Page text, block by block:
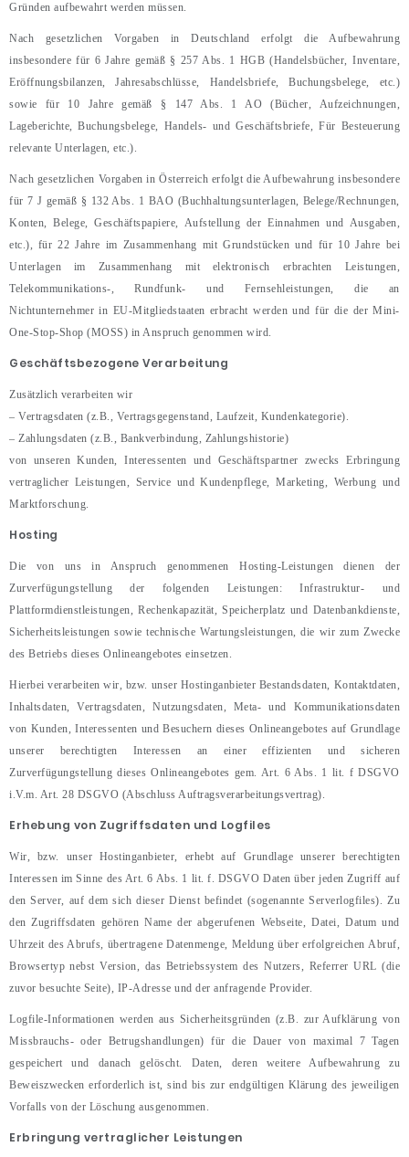
Gründen aufbewahrt werden müssen.
Nach gesetzlichen Vorgaben in Deutschland erfolgt die Aufbewahrung
insbesondere für 6 Jahre gemäß § 257 Abs. 1 HGB (Handelsbücher, Inventare,
Eröffnungsbilanzen, Jahresabschlüsse, Handelsbriefe, Buchungsbelege, etc.)
sowie für 10 Jahre gemäß § 147 Abs. 1 AO (Bücher, Aufzeichnungen,
Lageberichte, Buchungsbelege, Handels- und Geschäftsbriefe, Für Besteuerung
relevante Unterlagen, etc.).
Nach gesetzlichen Vorgaben in Österreich erfolgt die Aufbewahrung insbesondere
für 7 J gemäß § 132 Abs. 1 BAO (Buchhaltungsunterlagen, Belege/Rechnungen,
Konten, Belege, Geschäftspapiere, Aufstellung der Einnahmen und Ausgaben,
etc.), für 22 Jahre im Zusammenhang mit Grundstücken und für 10 Jahre bei
Unterlagen im Zusammenhang mit elektronisch erbrachten Leistungen,
Telekommunikations-, Rundfunk- und Fernsehleistungen, die an
Nichtunternehmer in EU-Mitgliedstaaten erbracht werden und für die der Mini-
One-Stop-Shop (MOSS) in Anspruch genommen wird.
Geschäftsbezogene Verarbeitung
Zusätzlich verarbeiten wir
– Vertragsdaten (z.B., Vertragsgegenstand, Laufzeit, Kundenkategorie).
– Zahlungsdaten (z.B., Bankverbindung, Zahlungshistorie)
von unseren Kunden, Interessenten und Geschäftspartner zwecks Erbringung
vertraglicher Leistungen, Service und Kundenpflege, Marketing, Werbung und
Marktforschung.
Hosting
Die von uns in Anspruch genommenen Hosting-Leistungen dienen der
Zurverfügungstellung der folgenden Leistungen: Infrastruktur- und
Plattformdienstleistungen, Rechenkapazität, Speicherplatz und Datenbankdienste,
Sicherheitsleistungen sowie technische Wartungsleistungen, die wir zum Zwecke
des Betriebs dieses Onlineangebotes einsetzen.
Hierbei verarbeiten wir, bzw. unser Hostinganbieter Bestandsdaten, Kontaktdaten,
Inhaltsdaten, Vertragsdaten, Nutzungsdaten, Meta- und Kommunikationsdaten
von Kunden, Interessenten und Besuchern dieses Onlineangebotes auf Grundlage
unserer berechtigten Interessen an einer effizienten und sicheren
Zurverfügungstellung dieses Onlineangebotes gem. Art. 6 Abs. 1 lit. f DSGVO
i.V.m. Art. 28 DSGVO (Abschluss Auftragsverarbeitungsvertrag).
Erhebung von Zugriffsdaten und Logfiles
Wir, bzw. unser Hostinganbieter, erhebt auf Grundlage unserer berechtigten
Interessen im Sinne des Art. 6 Abs. 1 lit. f. DSGVO Daten über jeden Zugriff auf
den Server, auf dem sich dieser Dienst befindet (sogenannte Serverlogfiles). Zu
den Zugriffsdaten gehören Name der abgerufenen Webseite, Datei, Datum und
Uhrzeit des Abrufs, übertragene Datenmenge, Meldung über erfolgreichen Abruf,
Browsertyp nebst Version, das Betriebssystem des Nutzers, Referrer URL (die
zuvor besuchte Seite), IP-Adresse und der anfragende Provider.
Logfile-Informationen werden aus Sicherheitsgründen (z.B. zur Aufklärung von
Missbrauchs- oder Betrugshandlungen) für die Dauer von maximal 7 Tagen
gespeichert und danach gelöscht. Daten, deren weitere Aufbewahrung zu
Beweiszwecken erforderlich ist, sind bis zur endgültigen Klärung des jeweiligen
Vorfalls von der Löschung ausgenommen.
Erbringung vertraglicher Leistungen